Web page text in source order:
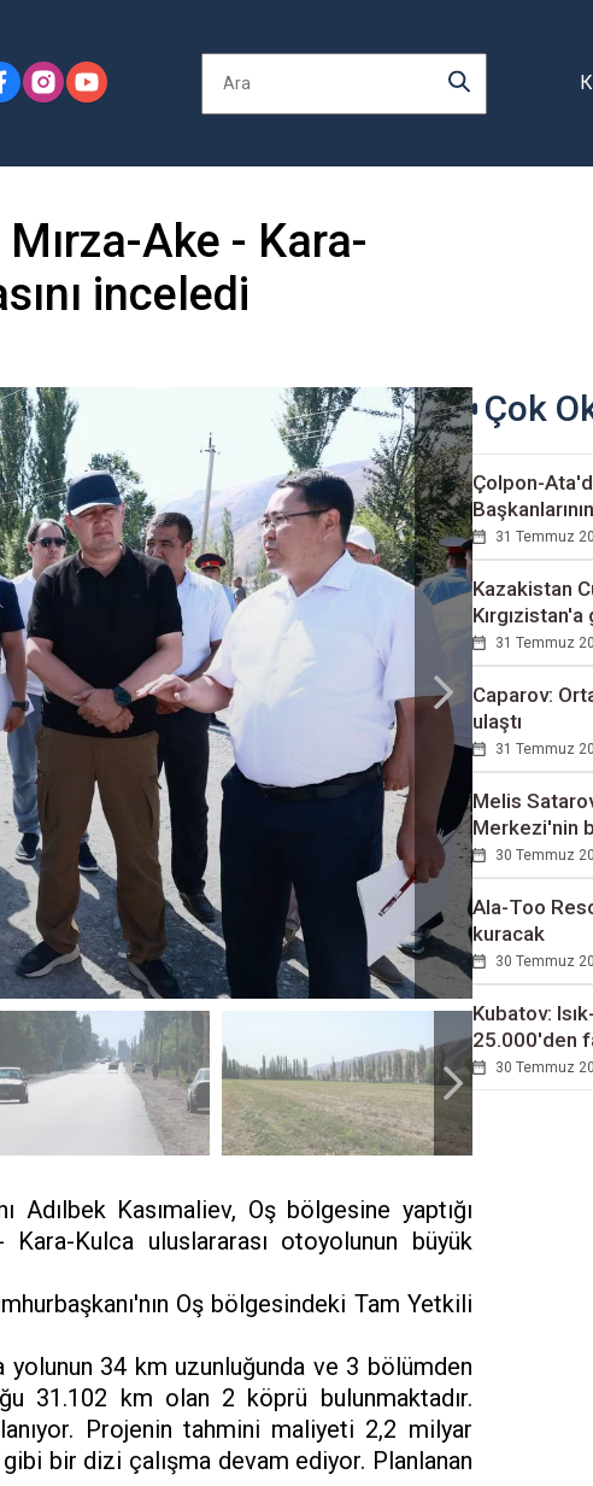
Ake - Kara-
inceledi
Adılbek Kasımaliev, Oş bölgesine yaptığı
Kulca uluslararası otoyolunun büyük
Oş bölgesindeki Tam Yetkili
yolunun 34 km uzunluğunda ve 3 bölümden
31.102 km olan 2 köprü bulunmaktadır.
Projenin tahmini maliyeti 2,2 milyar
bir dizi çalışma devam ediyor. Planlanan
Çok
Çolpon-
31 Temmuz
Kazakistan
Kırgızistan'a
31 Temmuz
Caparov:
ulaştı
31 Temmuz
Melis
Merkezi'nin
30 Temmuz
Ala-Too
kuracak
30 Temmuz
Kubatov:
25.000'den
30 Temmuz